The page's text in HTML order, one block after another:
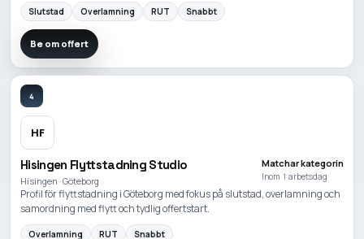
Slutstad Overlamning RUT Snabbt
Be om offert
4
HF
Hisingen Flyttstadning Studio
Hisingen · Göteborg
Matchar kategorin
Inom 1 arbetsdag
Profil för flyttstadning i Göteborg med fokus på slutstad, overlamning och
samordning med flytt och tydlig offertstart.
Overlamning RUT Snabbt